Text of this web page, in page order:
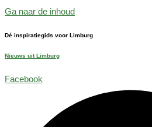
Ga naar de inhoud
Dé inspiratiegids voor Limburg
Nieuws uit Limburg
Facebook